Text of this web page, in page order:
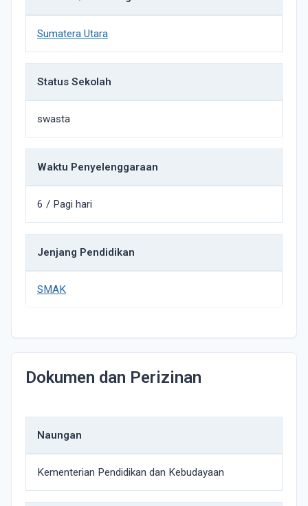
Sumatera Utara
Status Sekolah
swasta
Waktu Penyelenggaraan
6 / Pagi hari
Jenjang Pendidikan
SMAK
Dokumen dan Perizinan
Naungan
Kementerian Pendidikan dan Kebudayaan